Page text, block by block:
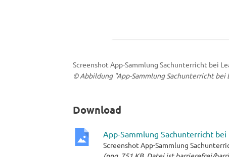
Screenshot App-Sammlung Sachunterricht bei
© Abbildung "App-Sammlung Sachunterricht
Download
App-Sammlung Sachunterricht
Screenshot App-Sammlung